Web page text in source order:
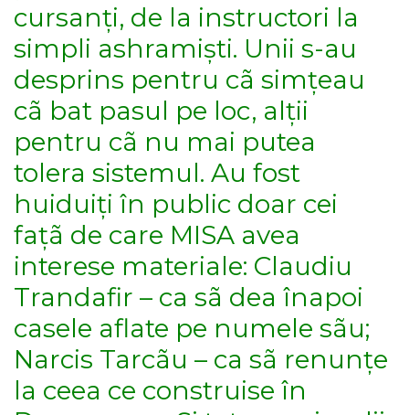
cursanți, de la instructori la
simpli ashramiști. Unii s-au
desprins pentru cã simțeau
cã bat pasul pe loc, alții
pentru cã nu mai putea
tolera sistemul. Au fost
huiduiți în public doar cei
fațã de care MISA avea
interese materiale: Claudiu
Trandafir – ca sã dea înapoi
casele aflate pe numele sãu;
Narcis Tarcãu – ca sã renunțe
la ceea ce construise în